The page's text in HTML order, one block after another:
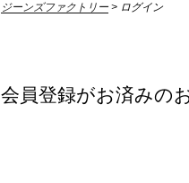
ジーンズファクトリー ログイン
会員登録がお済みの